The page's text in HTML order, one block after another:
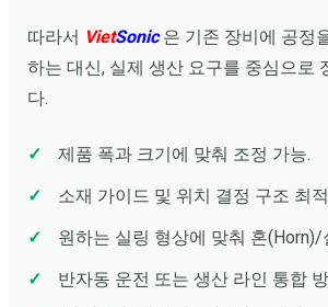
따라서 VietSonic은 기존 장비에 공정
하는 대신, 실제 생산 요구를 중심으로
다.
제품 폭과 크기에 맞춰 조정 가능.
소재 가이드 및 위치 결정 구조 최
원하는 실링 형상에 맞춰 혼(Horn)/
반자동 운전 또는 생산 라인 통합